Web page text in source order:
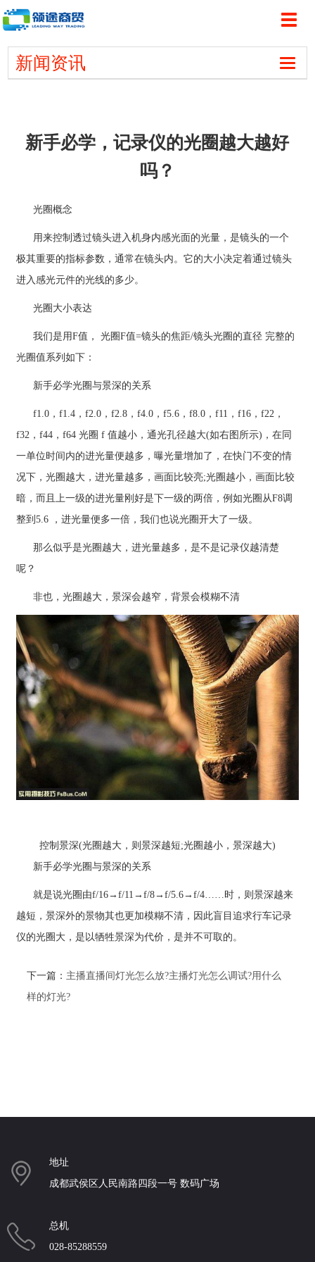
切
导
航
新闻资讯
切
换
新手必学，记录仪的光圈越大越好
吗？
光圈概念
用来控制透过镜头进入机身内感光面的光量，是镜头的一个
极其重要的指标参数，通常在镜头内。它的大小决定着通过镜头
进入感光元件的光线的多少。
光圈大小表达
我们是用F值， 光圈F值=镜头的焦距/镜头光圈的直径 完整的
光圈值系列如下：
新手必学光圈与景深的关系
f1.0，f1.4，f2.0，f2.8，f4.0，f5.6，f8.0，f11，f16，f22，
f32，f44，f64 光圈 f 值越小，通光孔径越大(如右图所示)，在同
一单位时间内的进光量便越多，曝光量增加了，在快门不变的情
况下，光圈越大，进光量越多，画面比较亮;光圈越小，画面比较
暗，而且上一级的进光量刚好是下一级的两倍，例如光圈从F8调
整到5.6 ，进光量便多一倍，我们也说光圈开大了一级。
那么似乎是光圈越大，进光量越多，是不是记录仪越清楚
呢？
非也，光圈越大，景深会越窄，背景会模糊不清
控制景深(光圈越大，则景深越短;光圈越小，景深越大)
新手必学光圈与景深的关系
就是说光圈由f/16→f/11→f/8→f/5.6→f/4……时，则景深越来
越短，景深外的景物其也更加模糊不清，因此盲目追求行车记录
仪的光圈大，是以牺牲景深为代价，是并不可取的。
下一篇： 主播直播间灯光怎么放?主播灯光怎么调试?用什么
样的灯光?
地址
成都武侯区人民南路四段一号 数码广场
总机
028-85288559